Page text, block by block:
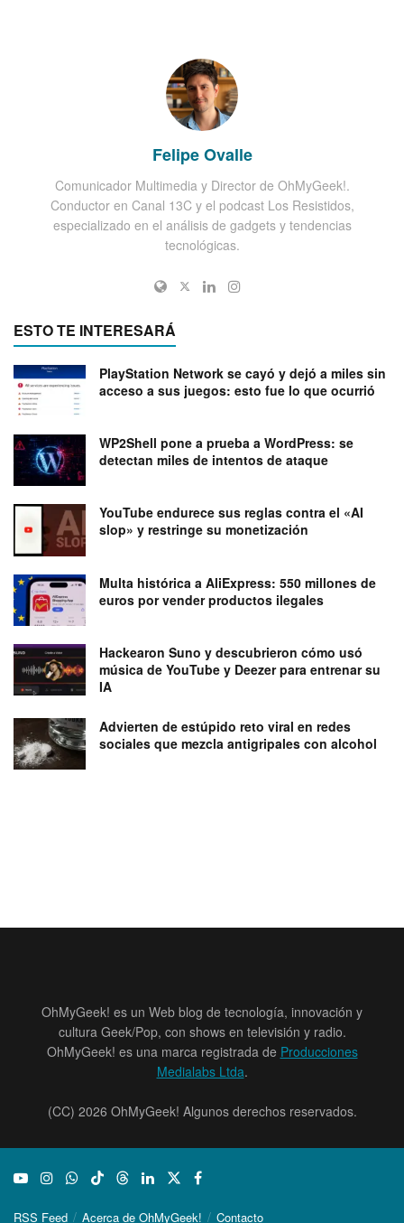
Felipe Ovalle
Comunicador Multimedia y Director de OhMyGeek!.
Conductor en Canal 13C y el podcast Los Resistidos,
especializado en el análisis de gadgets y tendencias
tecnológicas.
ESTO TE INTERESARÁ
PlayStation Network se cayó y dejó a miles sin
acceso a sus juegos: esto fue lo que ocurrió
WP2Shell pone a prueba a WordPress: se
detectan miles de intentos de ataque
YouTube endurece sus reglas contra el «AI
slop» y restringe su monetización
Multa histórica a AliExpress: 550 millones de
euros por vender productos ilegales
Hackearon Suno y descubrieron cómo usó
música de YouTube y Deezer para entrenar su
IA
Advierten de estúpido reto viral en redes
sociales que mezcla antigripales con alcohol
OhMyGeek! es un Web blog de tecnología, innovación y
cultura Geek/Pop, con shows en televisión y radio.
OhMyGeek! es una marca registrada de Producciones
Medialabs Ltda.
(CC) 2026 OhMyGeek! Algunos derechos reservados.
RSS Feed Acerca de OhMyGeek! Contacto